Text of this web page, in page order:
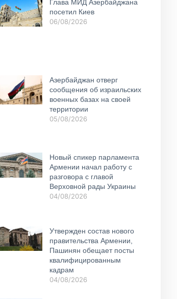
Глава МИД Азербайджана
посетил Киев
06/08/2026
Азербайджан отверг
сообщения об израильских
военных базах на своей
территории
05/08/2026
Новый спикер парламента
Армении начал работу с
разговора с главой
Верховной рады Украины
04/08/2026
Утвержден состав нового
правительства Армении,
Пашинян обещает посты
квалифицированным
кадрам
04/08/2026